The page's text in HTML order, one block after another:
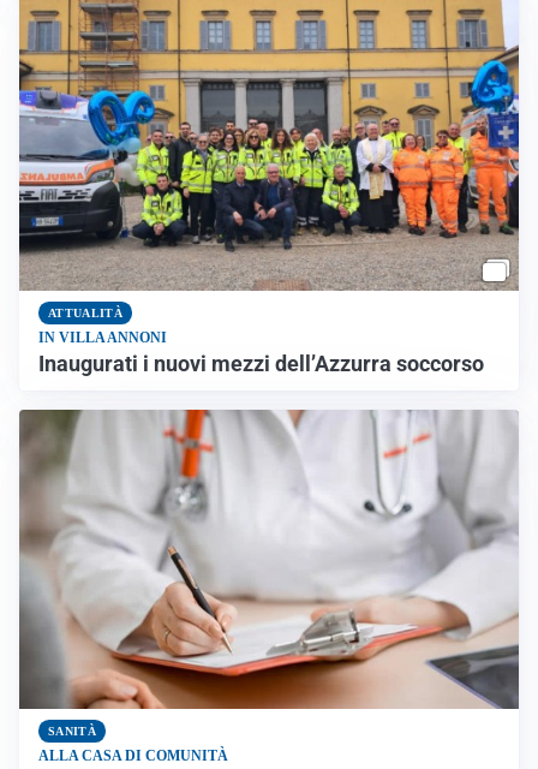
ATTUALITÀ
IN VILLA ANNONI
Inaugurati i nuovi mezzi dell’Azzurra soccorso
SANITÀ
ALLA CASA DI COMUNITÀ